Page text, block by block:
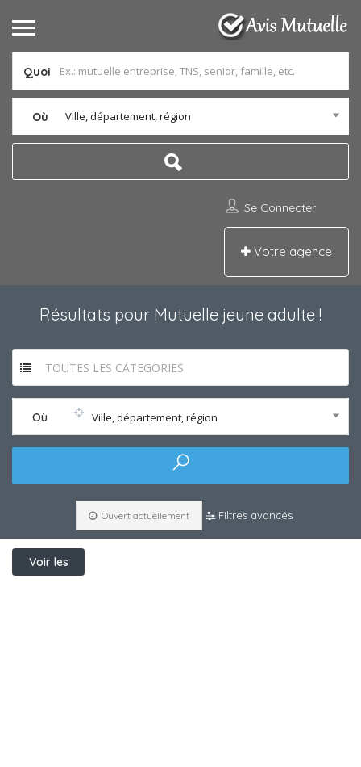
Quoi
Où Ville, département, région
Se Connecter
Votre agence
Résultats pour Mutuelle jeune adulte !
TOUTES LES CATEGORIES
Où Ville, département, région
Ouvert actuellement Filtres avancés
Voir les